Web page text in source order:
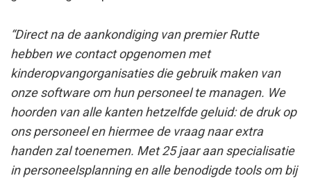
“Direct na de aankondiging van premier Rutte
hebben we contact opgenomen met
kinderopvangorganisaties die gebruik maken van
onze software om hun personeel te managen. We
hoorden van alle kanten hetzelfde geluid: de druk op
ons personeel en hiermee de vraag naar extra
handen zal toenemen. Met 25 jaar aan specialisatie
in personeelsplanning en alle benodigde tools om bij